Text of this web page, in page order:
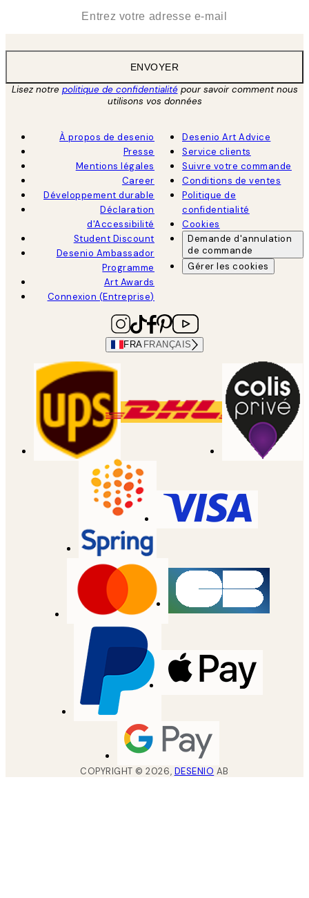
ENVOYER
Lisez notre politique de confidentialitépour savoir comment nous
utilisons vos données
À propos de desenio
Presse
Mentions légales
Career
Développement durable
Déclaration
d'Accessibilité
Student Discount
Desenio Ambassador
Programme
Art Awards
Connexion (Entreprise)
Desenio Art Advice
Service clients
Suivre votre commande
Conditions de ventes
Politique de
confidentialité
Cookies
Demande d'annulation
de commande
Gérer les cookies
FRA FRANÇAIS
COPYRIGHT ©2026, DESENIO AB